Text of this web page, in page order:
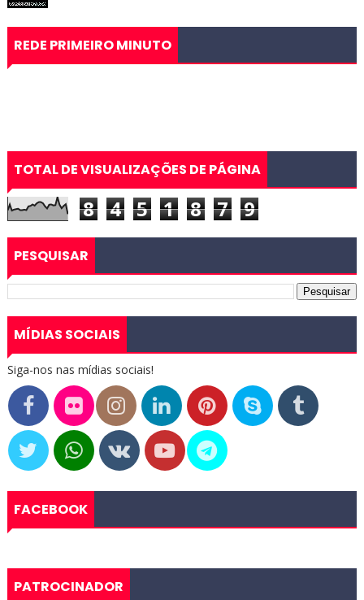
REDE PRIMEIRO MINUTO
TOTAL DE VISUALIZAÇÕES DE PÁGINA
8 4 5 1 8 7 9
PESQUISAR
MÍDIAS SOCIAIS
Siga-nos nas mídias sociais!
FACEBOOK
PATROCINADOR